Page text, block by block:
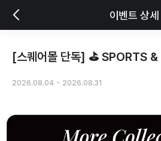
이벤트 상세
[스퀘어몰 단독] ⛳ SPORTS
2026.08.04 ~ 2026.08.31